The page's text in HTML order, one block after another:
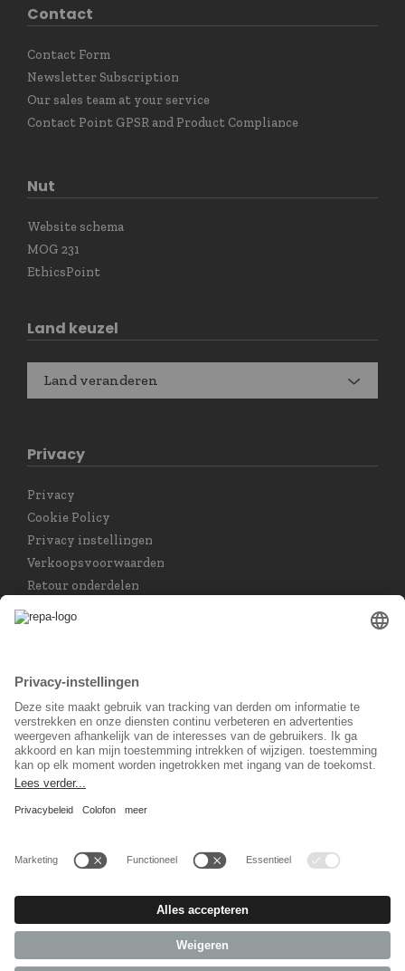
Contact
Contact Form
Newsletter Subscription
Our sales team at your service
Contact Point GPSR and Product Compliance
Nut
Website schema
MOG 231
EthicsPoint
Land keuzel
Land veranderen
Privacy
Privacy
Cookie Policy
Privacy instellingen
Verkoopsvoorwaarden
Retour onderdelen
Nederlands
Sociaal Netwerk
© 2026 REPA Holding GmbH. All rights reserved